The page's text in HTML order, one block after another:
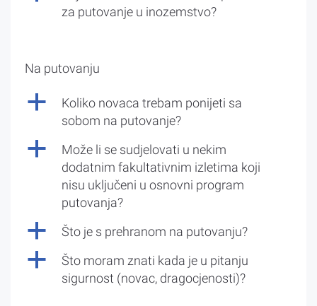
za putovanje u inozemstvo?
Na putovanju
a
Koliko novaca trebam ponijeti sa
sobom na putovanje?
a
Može li se sudjelovati u nekim
dodatnim fakultativnim izletima koji
nisu uključeni u osnovni program
putovanja?
a Što je s prehranom na putovanju?
a
Što moram znati kada je u pitanju
sigurnost (novac, dragocjenosti)?